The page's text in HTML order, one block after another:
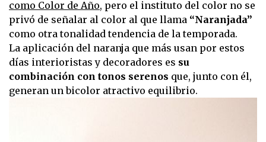
como Color de Año, pero el instituto del color no se
privó de señalar al color al que llama “Naranjada”
como otra tonalidad tendencia de la temporada.
La aplicación del naranja que más usan por estos
días interioristas y decoradores es su
combinación con tonos serenos que, junto con él,
generan un bicolor atractivo equilibrio.